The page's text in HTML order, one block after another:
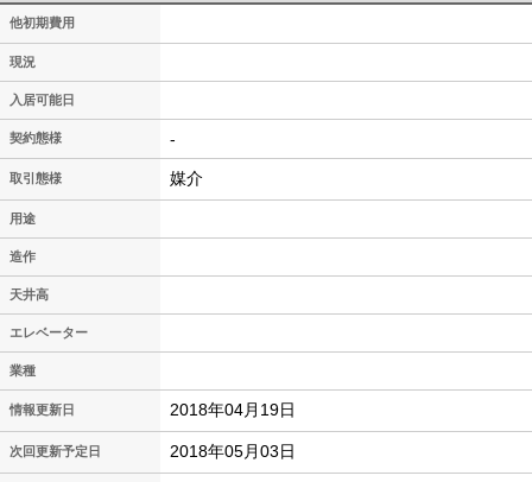
他初期費用
現況
入居可能日
契約態様 -
取引態様 媒介
用途
造作
天井高
エレベーター
業種
情報更新日 2018年04月19日
次回更新予定日 2018年05月03日